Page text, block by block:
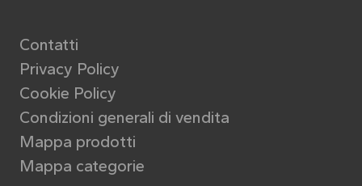
Contatti
Privacy Policy
Cookie Policy
Condizioni generali di vendita
Mappa prodotti
Mappa categorie